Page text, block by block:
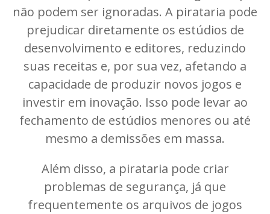
não podem ser ignoradas. A pirataria pode
prejudicar diretamente os estúdios de
desenvolvimento e editores, reduzindo
suas receitas e, por sua vez, afetando a
capacidade de produzir novos jogos e
investir em inovação. Isso pode levar ao
fechamento de estúdios menores ou até
mesmo a demissões em massa.
Além disso, a pirataria pode criar
problemas de segurança, já que
frequentemente os arquivos de jogos